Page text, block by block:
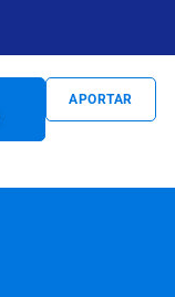
APORTAR